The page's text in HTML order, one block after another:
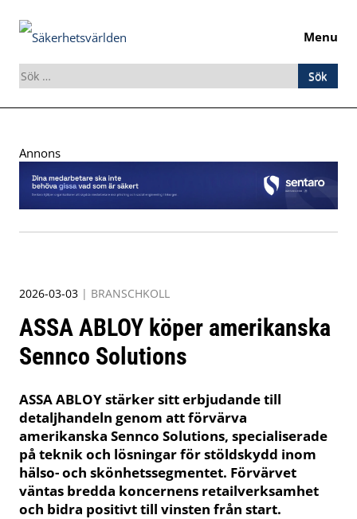
Menu
Sök
efter:
to
Annons
2026-03-03 | BRANSCHKOLL
ASSA ABLOY köper amerikanska
Sennco Solutions
ASSA ABLOY stärker sitt erbjudande till
detaljhandeln genom att förvärva
amerikanska Sennco Solutions, specialiserade
på teknik och lösningar för stöldskydd inom
hälso- och skönhetssegmentet. Förvärvet
väntas bredda koncernens retailverksamhet
och bidra positivt till vinsten från start.